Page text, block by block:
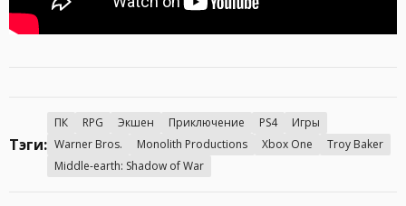
Тэги:
ПК RPG Экшен Приключение PS4
Игры
Warner Bros.
Monolith Productions Xbox One
Troy Baker
Middle-earth: Shadow of War